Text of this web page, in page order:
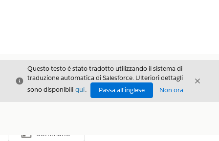
Chiudi
Questo testo è stato tradotto utilizzando il sistema di
traduzione automatica di Salesforce. Ulteriori dettagli
sono disponibili qui. Passa all'inglese Non ora
Chiudi
Mostra sommario
Sommario